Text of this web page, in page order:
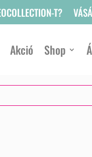
T?
Akció Shop